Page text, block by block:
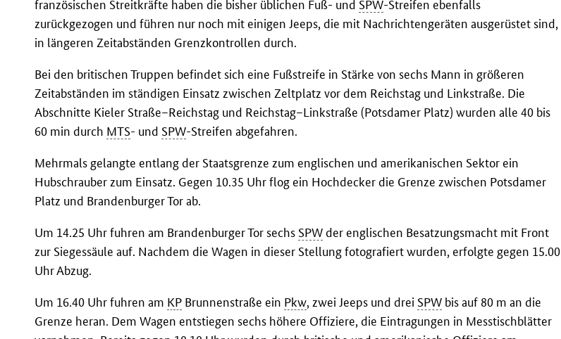
französischen Streitkräfte haben die bisher üblichen Fuß- und SPW-Streifen ebenfalls
zurückgezogen und führen nur noch mit einigen Jeeps, die mit Nachrichtengeräten ausgerüstet sind,
in längeren Zeitabständen Grenzkontrollen durch.
Bei den britischen Truppen befindet sich eine Fußstreife in Stärke von sechs Mann in größeren
Zeitabständen im ständigen Einsatz zwischen Zeltplatz vor dem Reichstag und Linkstraße. Die
Abschnitte Kieler Straße–Reichstag und Reichstag–Linkstraße (Potsdamer Platz) wurden alle 40 bis
60 min durch MTS- und SPW-Streifen abgefahren.
Mehrmals gelangte entlang der Staatsgrenze zum englischen und amerikanischen Sektor ein
Hubschrauber zum Einsatz. Gegen 10.35 Uhr flog ein Hochdecker die Grenze zwischen Potsdamer
Platz und Brandenburger Tor ab.
Um 14.25 Uhr fuhren am Brandenburger Tor sechs SPWder englischen Besatzungsmacht mit Front
zur Siegessäule auf. Nachdem die Wagen in dieser Stellung fotografiert wurden, erfolgte gegen 15.00
Uhr Abzug.
Um 16.40 Uhr fuhren am KP Brunnenstraße ein Pkw, zwei Jeeps und drei SPW bis auf 80 m an die
Grenze heran. Dem Wagen entstiegen sechs höhere Offiziere, die Eintragungen in Messtischblätter